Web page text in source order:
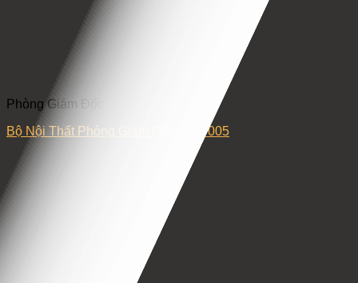
Phòng Giám Đốc
Bộ Nội Thất Phòng Giám Đốc – GĐ005